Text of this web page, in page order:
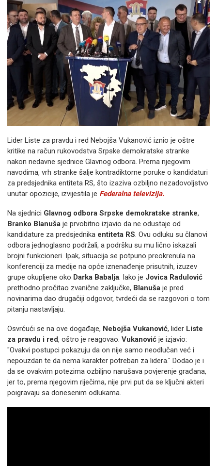
Lider Liste za pravdu i red Nebojša Vukanović iznio je oštre
kritike na račun rukovodstva Srpske demokratske stranke
nakon nedavne sjednice Glavnog odbora. Prema njegovim
navodima, vrh stranke šalje kontradiktorne poruke o kandidaturi
za predsjednika entiteta RS, što izaziva ozbiljno nezadovoljstvo
unutar opozicije, izvijestila je Federalna televizija.
Na sjednici Glavnog odbora Srpske demokratske stranke,
Branko Blanuša je prvobitno izjavio da ne odustaje od
kandidature za predsjednika entiteta RS. Ovu odluku su članovi
odbora jednoglasno podržali, a podršku su mu lično iskazali
brojni funkcioneri. Ipak, situacija se potpuno preokrenula na
konferenciji za medije na opće iznenađenje prisutnih, izuzev
grupe okupljene oko Darka Babalja. Iako je Jovica Radulović
prethodno pročitao zvanične zaključke, Blanuša je pred
novinarima dao drugačiji odgovor, tvrdeći da se razgovori o tom
pitanju nastavljaju.
Osvrćući se na ove događaje, Nebojša Vukanović, lider Liste
za pravdu i red, oštro je reagovao. Vukanović je izjavio:
"Ovakvi postupci pokazuju da on nije samo neodlučan već i
nepouzdan te da nema karakter potreban za lidera." Dodao je i
da se ovakvim potezima ozbiljno narušava povjerenje građana,
jer to, prema njegovim riječima, nije prvi put da se ključni akteri
poigravaju sa donesenim odlukama.